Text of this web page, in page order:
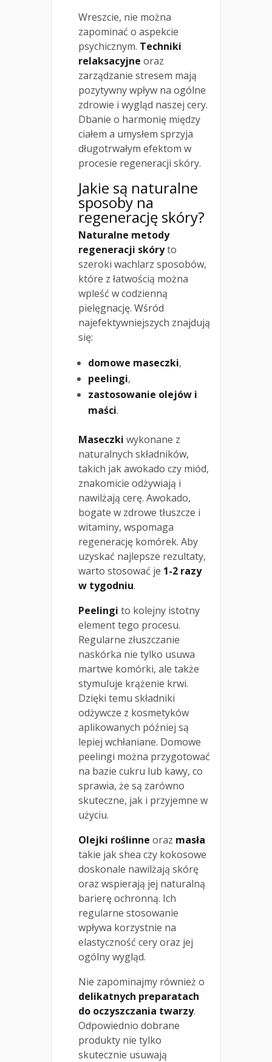
Wreszcie, nie można
zapominać o aspekcie
psychicznym. Techniki
relaksacyjne oraz
zarządzanie stresem mają
pozytywny wpływ na ogólne
zdrowie i wygląd naszej cery.
Dbanie o harmonię między
ciałem a umysłem sprzyja
długotrwałym efektom w
procesie regeneracji skóry.
Jakie są naturalne
sposoby na
regenerację skóry?
Naturalne metody
regeneracji skóryto
szeroki wachlarz sposobów,
które z łatwością można
wpleść w codzienną
pielęgnację. Wśród
najefektywniejszych znajdują
się:
domowe maseczki,
peelingi,
zastosowanie olejów i
maści.
Maseczki wykonane z
naturalnych składników,
takich jak awokado czy miód,
znakomicie odżywiają i
nawilżają cerę. Awokado,
bogate w zdrowe tłuszcze i
witaminy, wspomaga
regenerację komórek. Aby
uzyskać najlepsze rezultaty,
warto stosować je 1-2 razy
w tygodniu.
Peelingi to kolejny istotny
element tego procesu.
Regularne złuszczanie
naskórka nie tylko usuwa
martwe komórki, ale także
stymuluje krążenie krwi.
Dzięki temu składniki
odżywcze z kosmetyków
aplikowanych później są
lepiej wchłaniane. Domowe
peelingi można przygotować
na bazie cukru lub kawy, co
sprawia, że są zarówno
skuteczne, jak i przyjemne w
użyciu.
Olejki roślinne oraz masła
takie jak shea czy kokosowe
doskonale nawilżają skórę
oraz wspierają jej naturalną
barierę ochronną. Ich
regularne stosowanie
wpływa korzystnie na
elastyczność cery oraz jej
ogólny wygląd.
Nie zapominajmy również o
delikatnych preparatach
do oczyszczania twarzy.
Odpowiednio dobrane
produkty nie tylko
skutecznie usuwają